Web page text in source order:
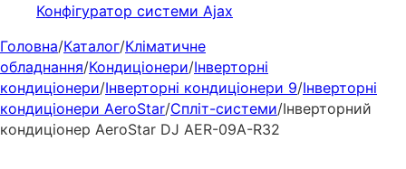
Конфігуратор системи Ajax
Головна/Каталог/Кліматичне
обладнання/Кондиціонери/Інверторні
кондиціонери/Інверторні кондиціонери 9/Інверторні
кондиціонери AeroStar/Спліт-системи/Інверторний
кондиціонер AeroStar DJ AER-09A-R32